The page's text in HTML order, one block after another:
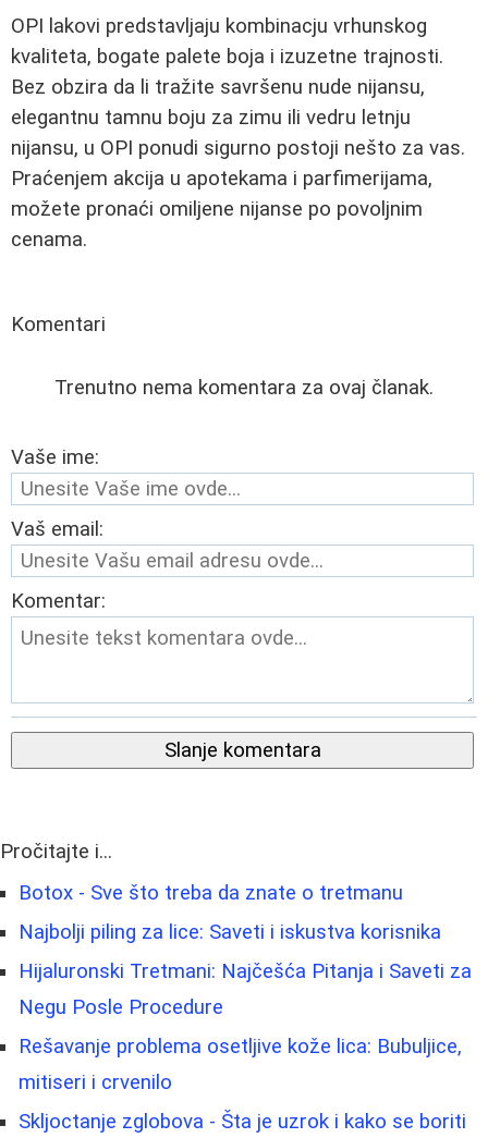
OPI lakovi predstavljaju kombinacju vrhunskog
kvaliteta, bogate palete boja i izuzetne trajnosti.
Bez obzira da li tražite savršenu nude nijansu,
elegantnu tamnu boju za zimu ili vedru letnju
nijansu, u OPI ponudi sigurno postoji nešto za vas.
Praćenjem akcija u apotekama i parfimerijama,
možete pronaći omiljene nijanse po povoljnim
cenama.
Komentari
Trenutno nema komentara za ovaj članak.
Vaše ime:
Vaš email:
Komentar:
Slanje komentara
Pročitajte i...
Botox - Sve što treba da znate o tretmanu
Najbolji piling za lice: Saveti i iskustva korisnika
Hijaluronski Tretmani: Najčešća Pitanja i Saveti za
Negu Posle Procedure
Rešavanje problema osetljive kože lica: Bubuljice,
mitiseri i crvenilo
Skljoctanje zglobova - Šta je uzrok i kako se boriti